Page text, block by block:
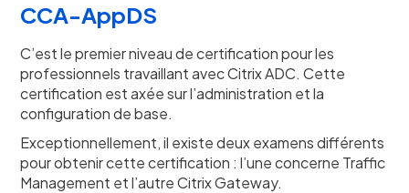
CCA-AppDS
C’est le premier niveau de certification pour les
professionnels travaillant avec Citrix ADC. Cette
certification est axée sur l’administration et la
configuration de base.
Exceptionnellement, il existe deux examens différents
pour obtenir cette certification : l’une concerne Traffic
Management et l’autre Citrix Gateway.